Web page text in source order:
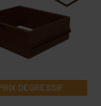
DEGRESSIF